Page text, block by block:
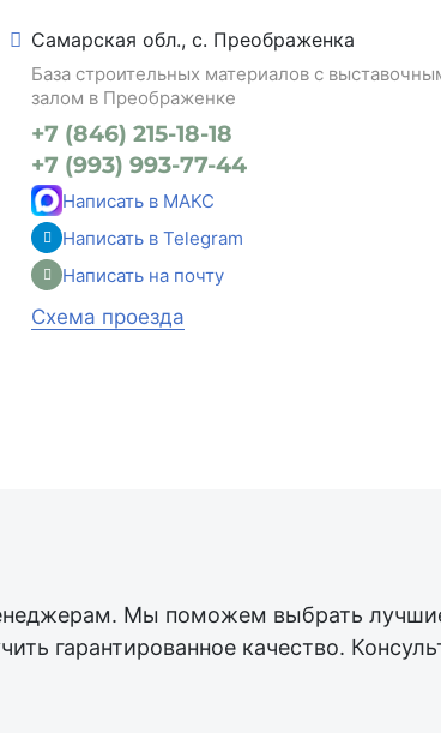
Самарская обл., с. Преображенка
База строительных материалов с
залом в Преображенке
+7 (846) 215-18-18
+7 (993) 993-77-44
Написать в МАКС
Написать в Telegram
Написать на почту
Схема проезда
Мы поможем выбрать
гарантированное качество.